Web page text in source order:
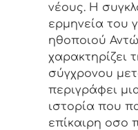
νέους. Η
ερμηνεία του
ηθοποιού
χαρακτηρίζει
σύγχρονου
περιγράφει
ιστορία που
επίκαιρη οσο